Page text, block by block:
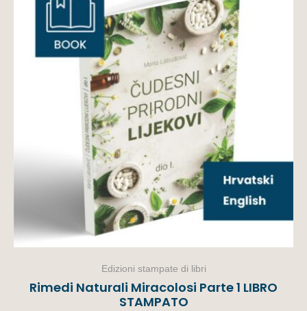
Edizioni stampate di libri
Rimedi Naturali Miracolosi Parte 1 LIBRO
STAMPATO